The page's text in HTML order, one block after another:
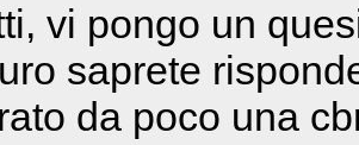
vi pongo un
saprete
da poco una